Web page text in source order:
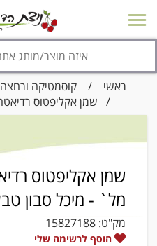
מבצעים סניפים
ראשי / קוסמטיקה ורחצה
/ שמן אקליפטוס רדיאטה 10 מל` - מיכל סבון
מל` - מיכל סבון
מק"ט: 15827188
הוסף לרשימה שלי